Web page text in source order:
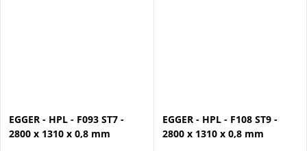
EGGER - HPL - F093 ST7 -
2800 x 1310 x 0,8 mm
EGGER - HPL - F108 ST9 -
2800 x 1310 x 0,8 mm